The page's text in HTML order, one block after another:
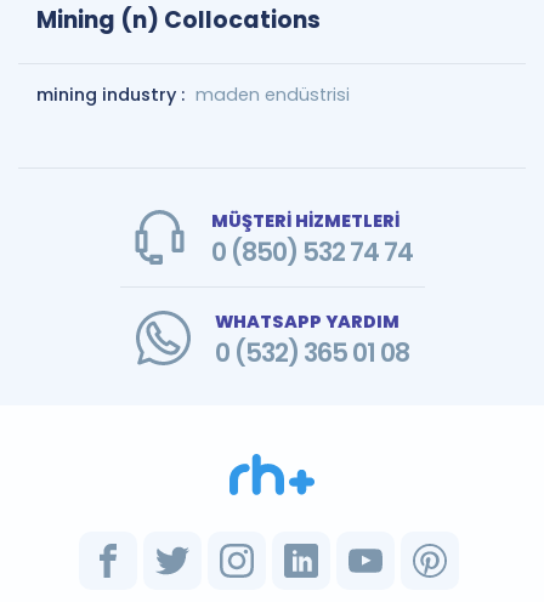
Mining (n) Collocations
mining industry : maden endüstrisi
MÜŞTERİ HİZMETLERİ
0 (850) 532 74 74
WHATSAPP YARDIM
0 (532) 365 01 08